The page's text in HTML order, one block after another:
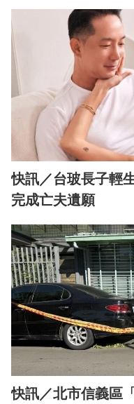
快訊／台玻長子輕
完成亡夫遺願
快訊／北市信義區